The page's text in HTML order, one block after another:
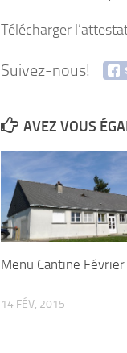
Télécharger
Suivez-nous!
AVEZ VOUS
Menu Cantine
14 FÉV, 2015